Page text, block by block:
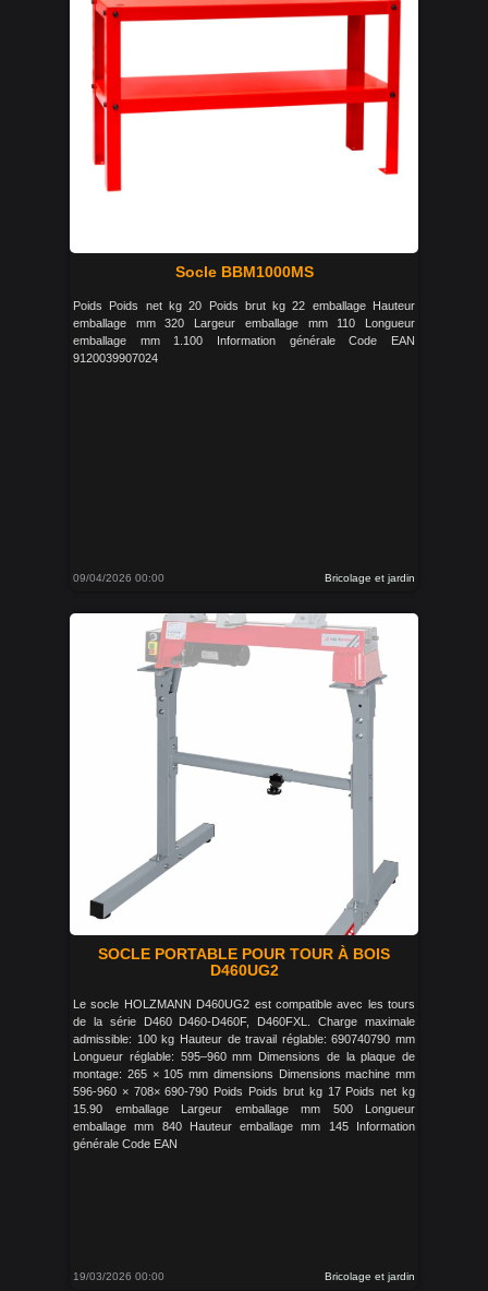
Socle BBM1000MS
Poids Poids net kg 20 Poids brut kg 22 emballage Hauteur
emballage mm 320 Largeur emballage mm 110 Longueur
emballage mm 1.100 Information générale Code EAN
9120039907024
09/04/2026 00:00 Bricolage et jardin
SOCLE PORTABLE POUR TOUR À BOIS
D460UG2
Le socle HOLZMANN D460UG2 est compatible avec les tours
de la série D460 D460-D460F, D460FXL. Charge maximale
admissible: 100 kg Hauteur de travail réglable: 690740790 mm
Longueur réglable: 595–960 mm Dimensions de la plaque de
montage: 265 × 105 mm dimensions Dimensions machine mm
596-960 × 708× 690-790 Poids Poids brut kg 17 Poids net kg
15.90 emballage Largeur emballage mm 500 Longueur
emballage mm 840 Hauteur emballage mm 145 Information
générale Code EAN
19/03/2026 00:00 Bricolage et jardin